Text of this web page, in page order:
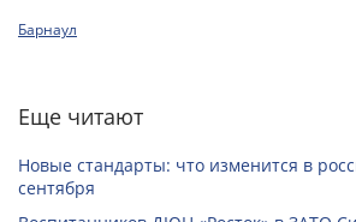
Барнаул
Еще читают
Новые стандарты: что изменится в
сентября